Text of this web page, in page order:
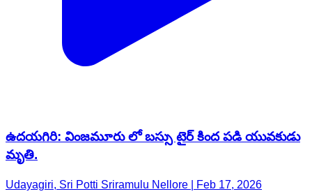
ఉదయగిరి: వింజమూరు లో బస్సు టైర్ కింద పడి యువకుడు
మృతి.
Udayagiri, Sri Potti Sriramulu Nellore | Feb 17, 2026